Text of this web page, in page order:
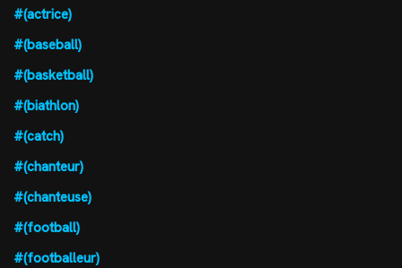
#(actrice)
#(baseball)
#(basketball)
#(biathlon)
#(catch)
#(chanteur)
#(chanteuse)
#(football)
#(footballeur)